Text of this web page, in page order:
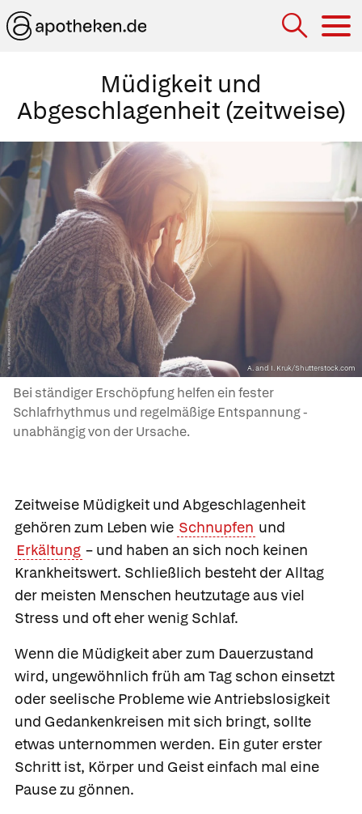
Müdigkeit und
Abgeschlagenheit (zeitweise)
A. and I. Kruk/Shutterstock.com
Bei ständiger Erschöpfung helfen ein fester
Schlafrhythmus und regelmäßige Entspannung -
unabhängig von der Ursache.
Zeitweise Müdigkeit und Abgeschlagenheit
gehören zum Leben wie Schnupfen und
Erkältung – und haben an sich noch keinen
Krankheitswert. Schließlich besteht der Alltag
der meisten Menschen heutzutage aus viel
Stress und oft eher wenig Schlaf.
Wenn die Müdigkeit aber zum Dauerzustand
wird, ungewöhnlich früh am Tag schon einsetzt
oder seelische Probleme wie Antriebslosigkeit
und Gedankenkreisen mit sich bringt, sollte
etwas unternommen werden. Ein guter erster
Schritt ist, Körper und Geist einfach mal eine
Pause zu gönnen.